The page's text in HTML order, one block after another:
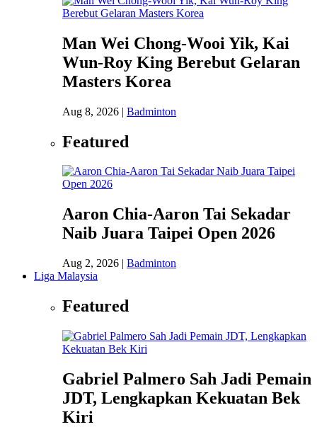
Man Wei Chong-Wooi Yik, Kai
Wun-Roy King Berebut Gelaran
Masters Korea
Aug 8, 2026 | Badminton
Featured
Aaron Chia-Aaron Tai Sekadar
Naib Juara Taipei Open 2026
Aug 2, 2026 | Badminton
Liga Malaysia
Featured
Gabriel Palmero Sah Jadi Pemain
JDT, Lengkapkan Kekuatan Bek
Kiri